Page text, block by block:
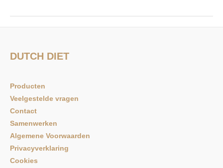
DUTCH DIET
Producten
Veelgestelde vragen
Contact
Samenwerken
Algemene Voorwaarden
Privacyverklaring
Cookies